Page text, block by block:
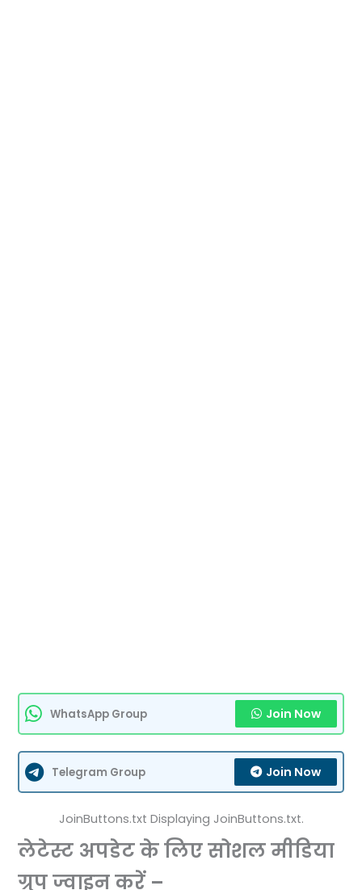
WhatsApp Group Join Now
Telegram Group Join Now
JoinButtons.txt Displaying JoinButtons.txt.
लेटेस्ट अपडेट के लिए सोशल मीडिया
ग्रुप ज्वाइन करें –